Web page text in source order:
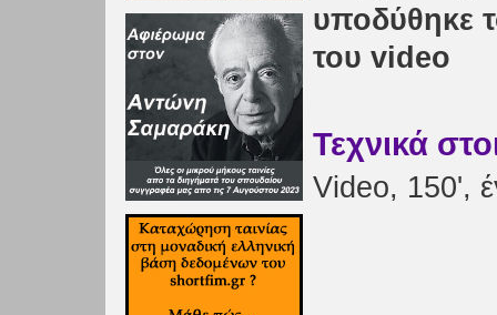
υποδύθηκε
του video
Τεχνικά
Video, 150',